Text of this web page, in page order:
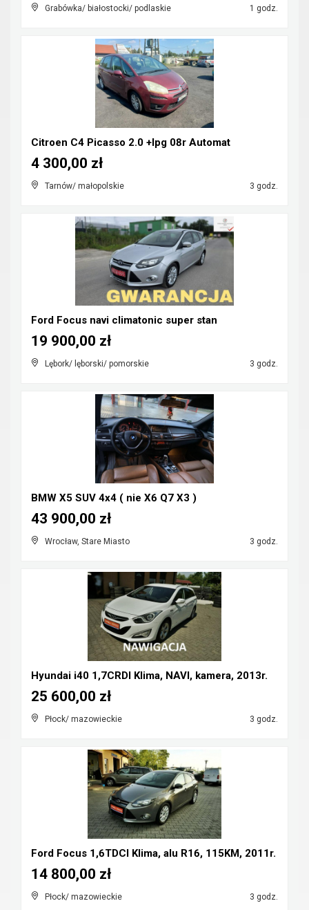
Grabówka/ białostocki/ podlaskie 1 godz.
Citroen C4 Picasso 2.0 +lpg 08r Automat
Tarnów/ małopolskie 3 godz.
4 300,00 zł
Ford Focus navi climatonic super stan
Lębork/ lęborski/ pomorskie 3 godz.
19 900,00 zł
BMW X5 SUV 4x4 ( nie X6 Q7 X3 )
Wrocław, Stare Miasto 3 godz.
43 900,00 zł
Hyundai i40 1,7CRDI Klima, NAVI, kamera, 2013r.
Płock/ mazowieckie 3 godz.
25 600,00 zł
Ford Focus 1,6TDCI Klima, alu R16, 115KM, 2011r.
Płock/ mazowieckie 3 godz.
14 800,00 zł